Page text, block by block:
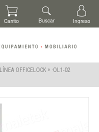
LÍNEA OFFICELOCK » ·OL1-02
Carrito Buscar Ingreso